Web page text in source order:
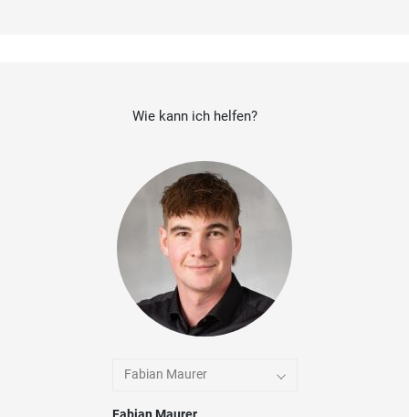
Wie kann ich helfen?
Fabian Maurer